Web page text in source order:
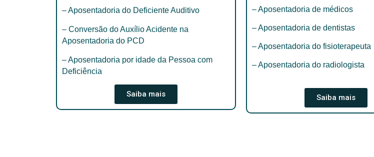
– Aposentadoria do Deficiente Auditivo
– Conversão do Auxílio Acidente na
Aposentadoria do PCD
– Aposentadoria por idade da Pessoa com
Deficiência
Saiba mais
– Aposentadoria de médicos
– Aposentadoria de dentistas
– Aposentadoria do fisioterapeuta
– Aposentadoria do radiologista
Saiba mais